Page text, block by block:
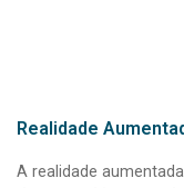
Realidade
A realidade